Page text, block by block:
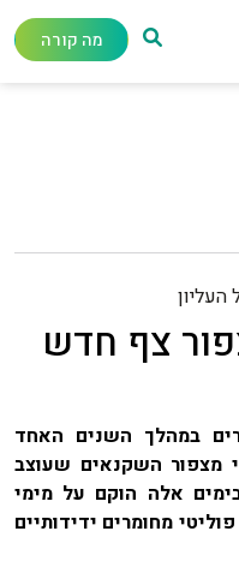
מה קורה
העליון
צף חדש
במהלך השנים האחד
מצפור השקנאים שעוצב
אלה הוקם על מימי
מחומרים ידידותיים